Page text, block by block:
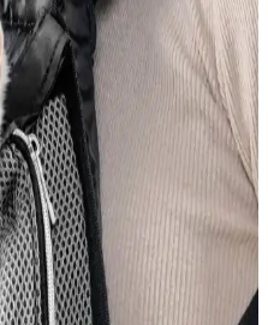
ve Eğlenceli
oyuncakları seçin.
ürünlerle kedinizin enerjisini
Güvenliği Sağlamak
sağlayan ve evde düzeni
malzemeler ve kullanım
güvenliği sağlar.